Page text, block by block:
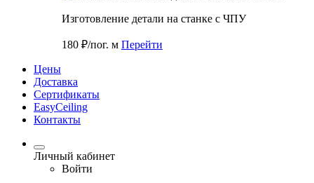
Изготовление детали на станке с ЧПУ
180 ₽/пог. м Перейти
Цены
Доставка
Cертификаты
EasyCeiling
Контакты
Личный кабинет
Войти